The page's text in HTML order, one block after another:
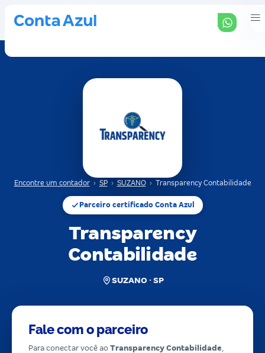
Encontre um contador › SP › SUZANO › Transparency Contabilidade
Parceiro certificado Conta Azul
Transparency
Contabilidade
SUZANO · SP
Fale com o parceiro
Para conectar você ao Transparency Contabilidade,